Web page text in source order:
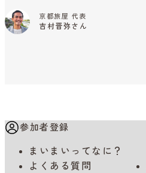
京都旅屋 代表
吉村晋弥さん
参加者登録
まいまいってなに？
よくある質問